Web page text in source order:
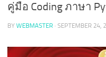
คู่มือ Coding ภาษา
BY WEBMASTER · SEPTEMBER 24,